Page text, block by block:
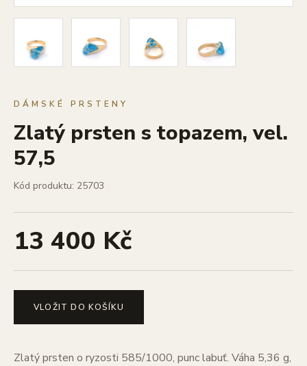
DÁMSKÉ PRSTENY
Zlatý prsten s topazem, vel.
57,5
Kód produktu: 25703
13 400 Kč
VLOŽIT DO KOŠÍKU
Zlatý prsten o ryzosti 585/1000, punc labuť. Váha 5,36 g,